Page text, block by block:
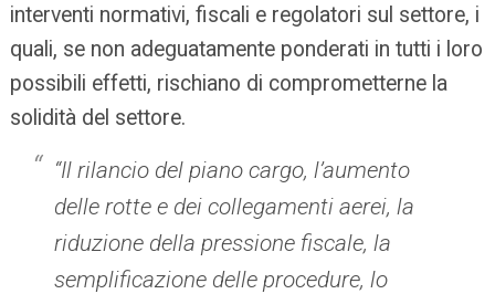
interventi normativi, fiscali e regolatori sul settore, i
quali, se non adeguatamente ponderati in tutti i loro
possibili effetti, rischiano di comprometterne la
solidità del settore.
“Il rilancio del piano cargo, l’aumento
delle rotte e dei collegamenti aerei, la
riduzione della pressione fiscale, la
semplificazione delle procedure, lo